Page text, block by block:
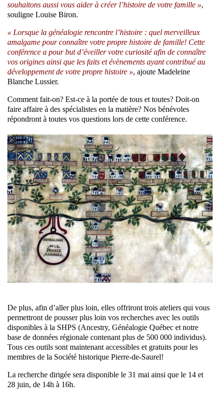
souhaitons aussi vous aider à créer l’histoire de votre famille »,
souligne Louise Biron.
« Lorsque la généalogie rencontre l’histoire : quel merveilleux
amalgame pour connaître votre propre histoire de famille! Cette
conférence a pour but d’éveiller votre curiosité afin de connaître
vos origines ainsi que les faits et évènements ayant contribué au
développement de votre propre histoire », ajoute Madeleine
Blanche Lussier.
Comment fait-on? Est-ce à la portée de tous et toutes? Doit-on
faire affaire à des spécialistes en la matière? Nos bénévoles
répondront à toutes vos questions lors de cette conférence.
De plus, afin d’aller plus loin, elles offriront trois ateliers qui vous
permettront de pousser plus loin vos recherches avec les outils
disponibles à la SHPS (Ancestry, Généalogie Québec et notre
base de données régionale contenant plus de 500 000 individus).
Tous ces outils sont maintenant accessibles et gratuits pour les
membres de la Société historique Pierre-de-Saurel!
La recherche dirigée sera disponible le 31 mai ainsi que le 14 et
28 juin, de 14h à 16h.